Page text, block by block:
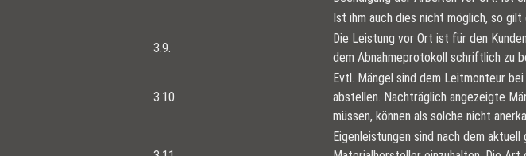
Ist ihm auch dies nicht möglich, so
3.9.
Die Leistung vor Ort ist für den
dem Abnahmeprotokoll schriftlich zu
3.10.
Evtl. Mängel sind dem Leitmonteur
abstellen. Nachträglich angezeigte
müssen, können als solche nicht
Eigenleistungen sind nach dem